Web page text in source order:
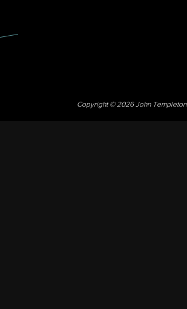
Copyright © 2026 John